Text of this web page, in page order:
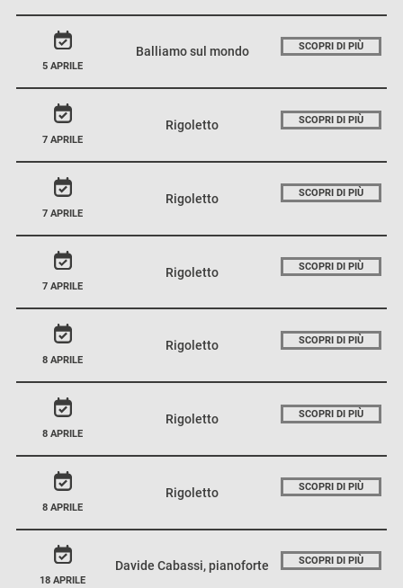
5 APRILE
Balliamo sul mondo SCOPRI DI PIÙ
7 APRILE
Rigoletto SCOPRI DI PIÙ
7 APRILE
Rigoletto SCOPRI DI PIÙ
7 APRILE
Rigoletto SCOPRI DI PIÙ
8 APRILE
Rigoletto SCOPRI DI PIÙ
8 APRILE
Rigoletto SCOPRI DI PIÙ
8 APRILE
Rigoletto SCOPRI DI PIÙ
18 APRILE
Davide Cabassi, pianoforte SCOPRI DI PIÙ